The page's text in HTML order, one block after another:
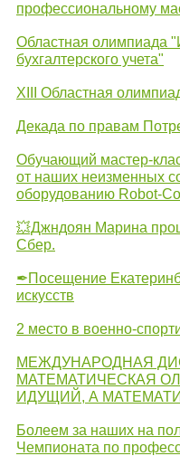
профессиональному
Областная олимпиада
бухгалтерского учета"
XIII Областная
Декада по правам
Обучающий мастер-
от наших неизменных
оборудованию Robot-
💥Джндоян Марина
Сбер.
✒Посещение
искусств
2 место в военно-
МЕЖДУНАРОДНАЯ
МАТЕМАТИЧЕСКАЯ
ИДУЩИЙ, А
Болеем за наших на
Чемпионата по